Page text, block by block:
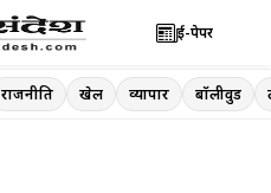
ई-पेपर
राजनीति खेल व्यापार बॉलीवुड